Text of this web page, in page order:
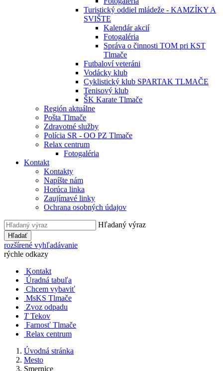
Turistický oddiel mládeže - KAMZÍKY A
SVIŠTE
Kalendár akcií
Fotogaléria
Správa o činnosti TOM pri KST
Tlmače
Futbaloví veteráni
Vodácky klub
Cyklistický klub SPARTAK TLMAČE
Tenisový klub
ŠK Karate Tlmače
Región aktuálne
Pošta Tlmače
Zdravotné služby
Polícia SR - OO PZ Tlmače
Relax centrum
Fotogaléria
Kontakt
Kontakty
Napíšte nám
Horúca linka
Zaujímavé linky
Ochrana osobných údajov
Hľadaný výraz
Hľadať
rozšírené vyhľadávanie
rýchle odkazy
Kontakt
Úradná tabuľa
Chcem vybaviť
MsKS Tlmače
Zvoz odpadu
T Tekov
Farnosť Tlmače
Relax centrum
Úvodná stránka
Mesto
Smernice